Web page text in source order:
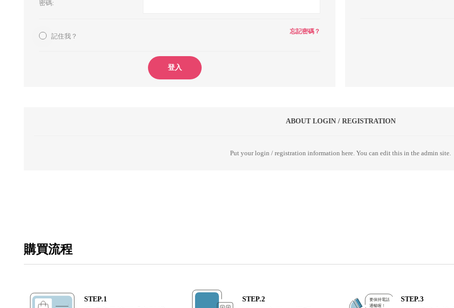
密碼:
記住我？
忘記密碼？
登入
ABOUT LOGIN / REGISTRATION
Put your login / registration information here. You can edit this in the admin site.
購買流程
STEP.1 STEP.2 STEP.3